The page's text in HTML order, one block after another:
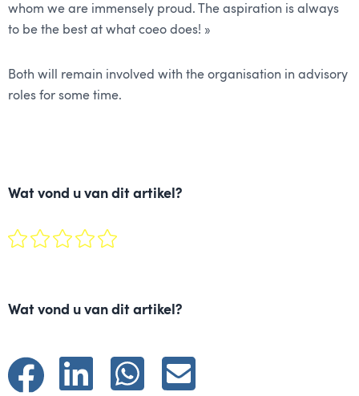
whom we are immensely proud. The aspiration is always
to be the best at what coeo does! »
Both will remain involved with the organisation in advisory
roles for some time.
Wat vond u van dit artikel?
Wat vond u van dit artikel?